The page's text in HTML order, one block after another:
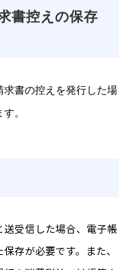
書控えの保存
求書の控えを発行した場
。
受信した場合、電子帳
存が必要です。また、